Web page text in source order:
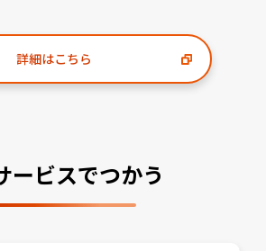
詳細はこちら
ービスでつかう